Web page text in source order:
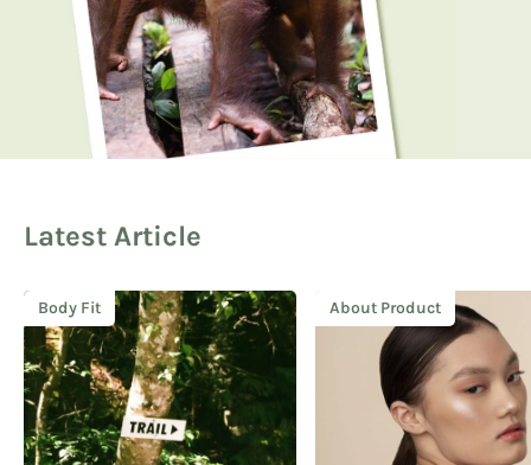
Latest Article
Body Fit About Product